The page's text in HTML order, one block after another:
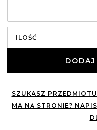
ILOŚĆ
SZUKASZ
MA NA STRONIE?